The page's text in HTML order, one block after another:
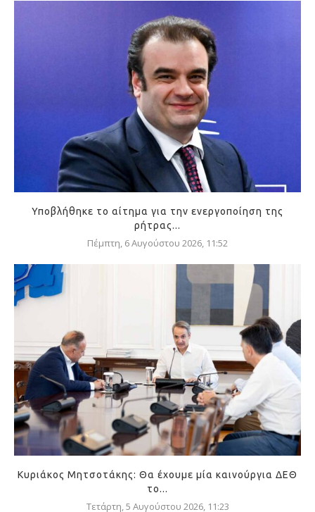
Υποβλήθηκε το αίτημα για την ενεργοποίηση της
ρήτρας...
Πέμπτη, 6 Αυγούστου 2026, 11:52
Κυριάκος Μητσοτάκης: Θα έχουμε μία καινούργια ΔΕΘ
το...
Τετάρτη, 5 Αυγούστου 2026, 11:23